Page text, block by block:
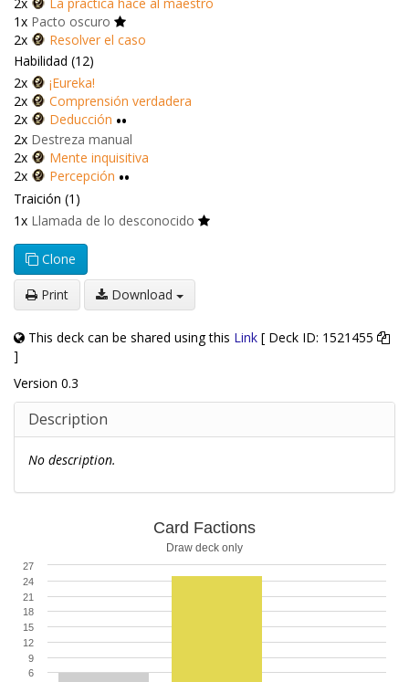
1x Pacto oscuro
2x
Resolver el caso
Habilidad (12)
2x
¡Eureka!
2x
Comprensión verdadera
2x
Deducción ••
2x Destreza manual
2x
Mente inquisitiva
2x
Percepción ••
Traición (1)
1x Llamada de lo desconocido
Clone
Print Download
This deck can be shared using this Link [ Deck ID: 1521455
]
Version 0.3
Description
No description.
Card Factions
Draw deck only
6
9
12
15
18
21
24
27